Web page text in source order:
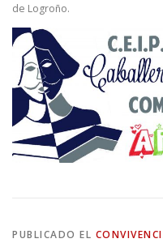
de Logroño.
PUBLICADO EL